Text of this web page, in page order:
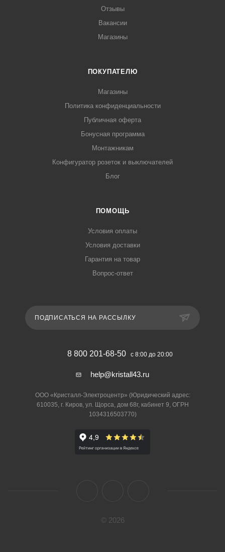
Отзывы
Вакансии
Магазины
ПОКУПАТЕЛЮ
Магазины
Политика конфиденциальности
Публичная оферта
Бонусная программа
Монтажникам
Конфигуратор розеток и выключателей
Блог
ПОМОЩЬ
Условия оплаты
Условия доставки
Гарантия на товар
Вопрос-ответ
ПОДПИСАТЬСЯ НА РАССЫЛКУ
8 800 201-68-50 с 8:00 до 20:00
help@kristall43.ru
ООО «Кристалл-Электроцентр» (Юридический адрес:
610035, г. Киров, ул. Щорса, дом 68г, кабинет 9, ОГРН
1034316503770)
© 2026